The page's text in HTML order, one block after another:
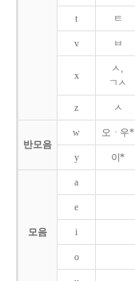
t ㅌ
v ㅂ
x
ㅅ,
ㄱㅅ
z ㅅ
반모음
w 오ㆍ우*
y 이*
모음
a
e
i
o